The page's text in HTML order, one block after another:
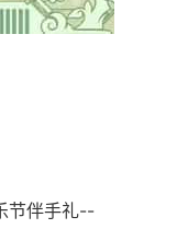
节伴手礼--